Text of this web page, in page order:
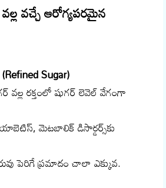
వచ్చే ఆరోగ్యపరమైన
Sugar)
వల్ల రక్తంలో షుగర్ లెవెల్ వేగంగా
మెటబాలిక్ డిసార్డర్స్‌కు
పెరిగే ప్రమాదం చాలా ఎక్కువ.